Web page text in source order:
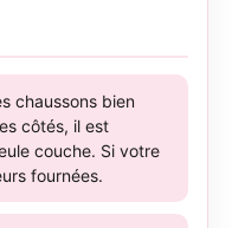
chaussons bien
côtés, il est
couche. Si votre
fournées.